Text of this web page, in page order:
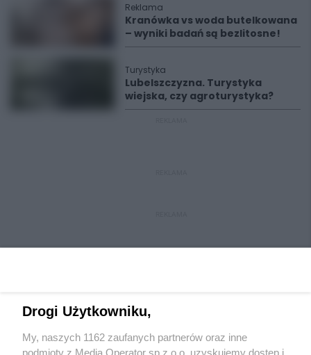
Reklama
Kranówka vs woda butelkowana
– wyniki badań są bezlitosne!
Turystyka
Lubelszczyzna. Turystyka
wiejska, czy agroturystyka?
Wydawca mediówlokalnych
Drogi Użytkowniku,
My, naszych 1162 zaufanych partnerów oraz inne
podmioty z Media Operator sp z.o.o. uzyskujemy dostęp i